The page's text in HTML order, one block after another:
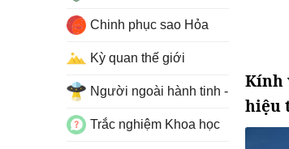
Kính
hiệu
Chinh phục sao Hỏa
Kỳ quan thế giới
Người ngoài hành tinh - UFO
Trắc nghiệm Khoa học